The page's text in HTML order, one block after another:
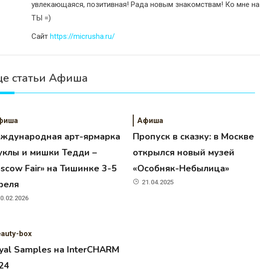
увлекающаяся, позитивная! Рада новым знакомствам! Ко мне на
ТЫ =)
Сайт https://micrusha.ru/
статьи Афиша
арт-ярмарка
и мишки Тедди –
Fair» на Тишинке 3-5
Афиша
Пропуск в сказку: в Москве
открылся новый музей
«Особняк-Небылица»
21.04.2025
box
Samples на InterCHARM